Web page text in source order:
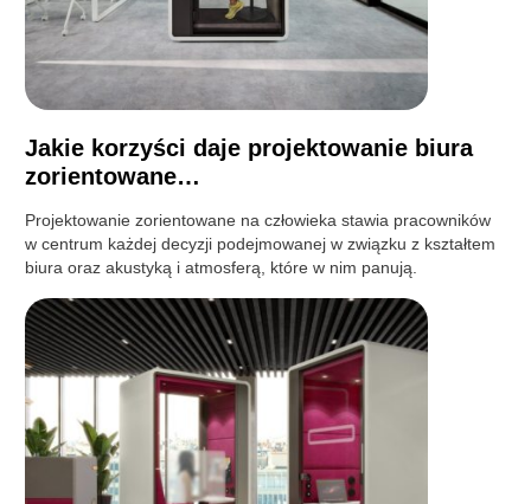
Jakie korzyści daje projektowanie biura
zorientowane…
Projektowanie zorientowane na człowieka stawia pracowników
w centrum każdej decyzji podejmowanej w związku z kształtem
biura oraz akustyką i atmosferą, które w nim panują.